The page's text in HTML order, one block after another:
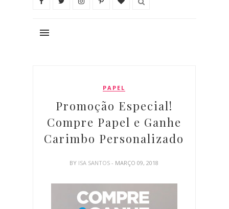
PAPEL
Promoção Especial!
Compre Papel e Ganhe
Carimbo Personalizado
BY ISA SANTOS- MARÇO 09, 2018